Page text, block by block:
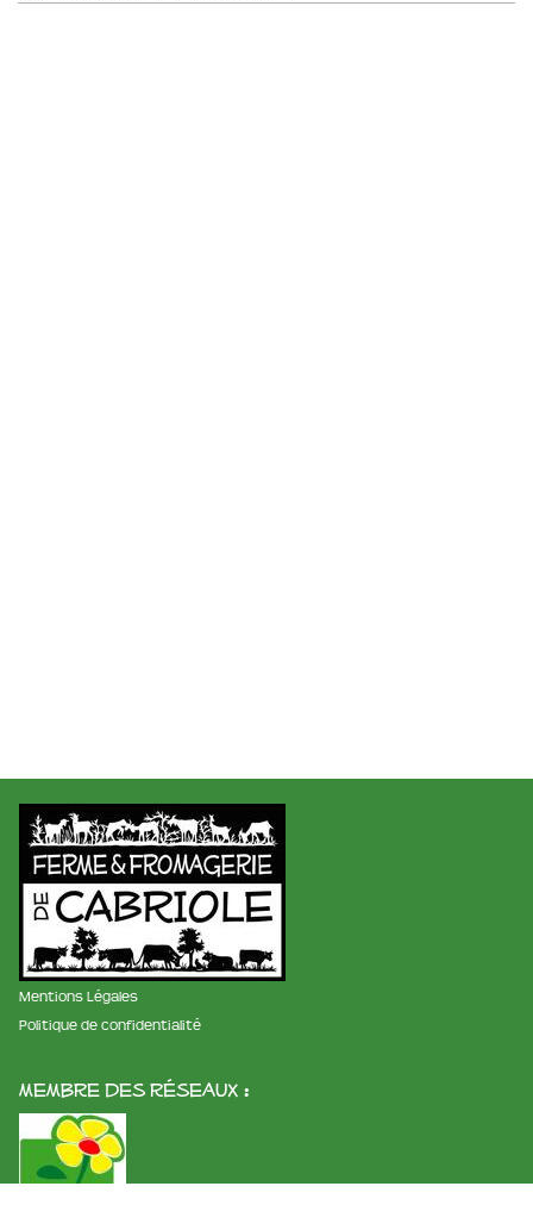
Mentions Légales
Politique de confidentialité
membre des réseaux :